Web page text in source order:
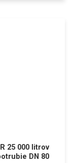
25 000 litrov
DN 80